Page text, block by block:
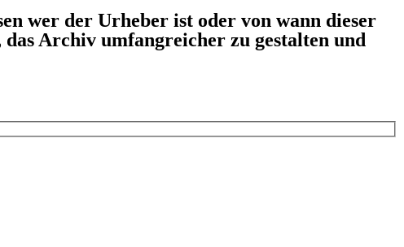
wer der Urheber ist oder von wann dieser
Archiv umfangreicher zu gestalten und